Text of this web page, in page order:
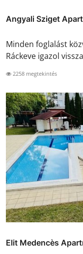
Angyali Sziget
Minden foglalást
Ráckeve igazol
2258 megtekintés
Elit Medencès